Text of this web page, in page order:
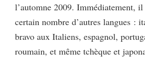
l’automne 2009. Immédiatement,
certain nombre d’autres langues :
bravo aux Italiens, espagnol,
roumain, et même tchèque et